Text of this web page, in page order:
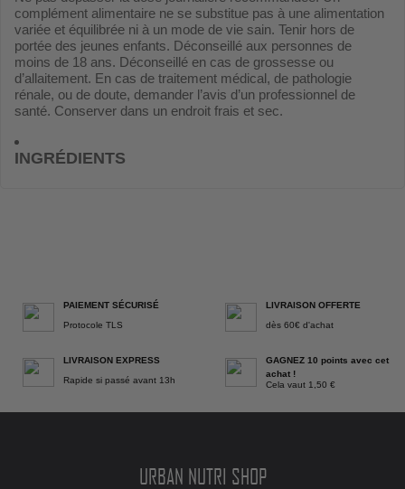
complément alimentaire ne se substitue pas à une alimentation
variée et équilibrée ni à un mode de vie sain. Tenir hors de
portée des jeunes enfants. Déconseillé aux personnes de
moins de 18 ans. Déconseillé en cas de grossesse ou
d’allaitement. En cas de traitement médical, de pathologie
rénale, ou de doute, demander l’avis d’un professionnel de
santé. Conserver dans un endroit frais et sec.
INGRÉDIENTS
PAIEMENT SÉCURISÉ
Protocole TLS
LIVRAISON OFFERTE
dès 60€ d'achat
LIVRAISON EXPRESS
Rapide si passé avant 13h
GAGNEZ 10 points avec cet
achat !
Cela vaut 1,50 €
URBAN NUTRI SHOP